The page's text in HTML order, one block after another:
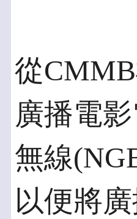
從
廣播電
無線
以便將